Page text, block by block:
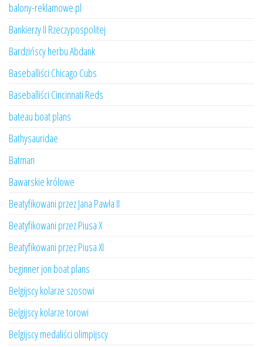
balony-reklamowe.pl
Bankierzy II Rzeczypospolitej
Bardzińscy herbu Abdank
Baseballiści Chicago Cubs
Baseballiści Cincinnati Reds
bateau boat plans
Bathysauridae
Batman
Bawarskie królowe
Beatyfikowani przez Jana Pawła II
Beatyfikowani przez Piusa X
Beatyfikowani przez Piusa XI
beginner jon boat plans
Belgijscy kolarze szosowi
Belgijscy kolarze torowi
Belgijscy medaliści olimpijscy